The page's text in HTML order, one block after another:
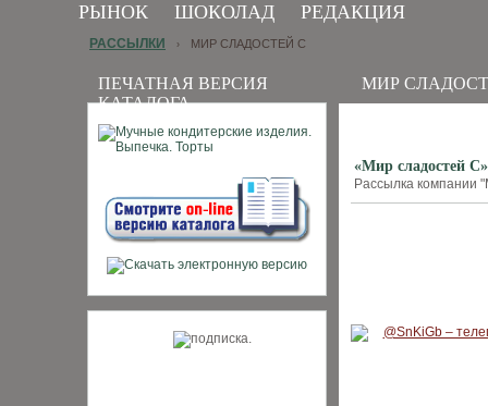
РЫНОК ШОКОЛАД РЕДАКЦИЯ
ПЕЧАТНАЯ ВЕРСИЯ
КАТАЛОГА
РАССЫЛКИ › МИР СЛАДОСТЕЙ С
МИР
«Мир сладостей
Рассылка компании